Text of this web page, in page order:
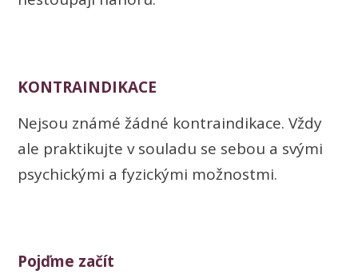
KONTRAINDIKACE
Nejsou známé žádné kontraindikace. Vždy
ale praktikujte v souladu se sebou a svými
psychickými a fyzickými možnostmi.
Pojďme začít